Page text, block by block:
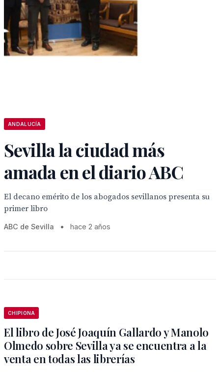
ANDALUCÍA
Sevilla la ciudad más
amada en el diario ABC
El decano emérito de los abogados sevillanos presenta su
primer libro
ABC de Sevilla • hace 2 años
CHIPIONA
El libro de José Joaquín Gallardo y Manolo
Olmedo sobre Sevilla ya se encuentra a la
venta en todas las librerías